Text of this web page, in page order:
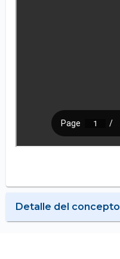
Detalle del concepto